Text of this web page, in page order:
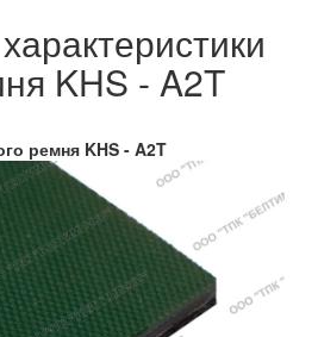
KHS - A2T
ремня KHS - A2T